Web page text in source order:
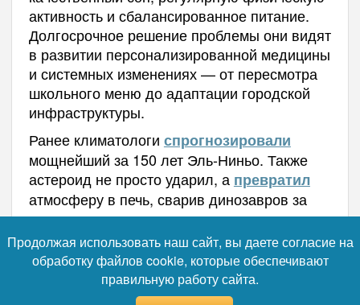
активность и сбалансированное питание.
Долгосрочное решение проблемы они видят
в развитии персонализированной медицины
и системных изменениях — от пересмотра
школьного меню до адаптации городской
инфраструктуры.
Ранее климатологи спрогнозировали
мощнейший за 150 лет Эль-Ниньо. Также
астероид не просто ударил, а превратил
атмосферу в печь, сварив динозавров за
два часа.
Автор:Наталья Лебедева
Продолжая использовать наш сайт, вы даете согласие на
обработку файлов cookie, которые обеспечивают
правильную работу сайта.